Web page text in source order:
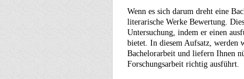
Wenn es sich darum dreht eine
literarische Werke Bewertung.
Untersuchung, indem er einen
bietet. In diesem Aufsatz, werden
Bachelorarbeit und liefern Ihnen
Forschungsarbeit richtig ausführt.